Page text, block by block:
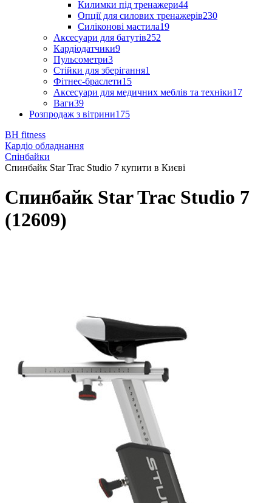
Килимки під тренажери44
Опції для силових тренажерів230
Силіконові мастила19
Аксесуари для батутів252
Кардіодатчики9
Пульсометри3
Стійки для зберігання1
Фітнес-браслети15
Аксесуари для медичних меблів та техніки17
Ваги39
Розпродаж з вітрини175
BH fitness
Кардіо обладнання
Спінбайки
Спинбайк Star Trac Studio 7 купити в Києві
Спинбайк Star Trac Studio 7
(12609)